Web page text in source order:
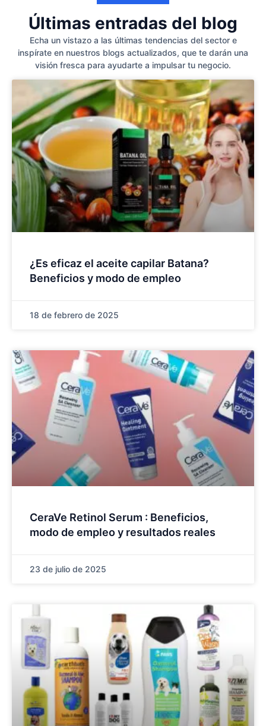
Últimas entradas del blog
Echa un vistazo a las últimas tendencias del sector e
inspírate en nuestros blogs actualizados, que te darán una
visión fresca para ayudarte a impulsar tu negocio.
¿Es eficaz el aceite capilar Batana?
Beneficios y modo de empleo
18 de febrero de 2025
CeraVe Retinol Serum : Beneficios,
modo de empleo y resultados reales
23 de julio de 2025